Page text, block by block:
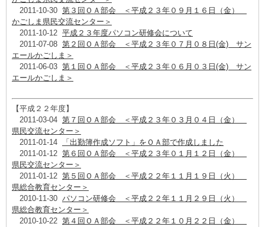
2011-10-30 第３回ＯＡ部会 ＜平成２３年０９月１６日（金）
かごしま県民交流センター＞
2011-10-12 平成２３年度パソコン研修会について
2011-07-08 第２回ＯＡ部会 ＜平成２３年０７月０８日(金) サン
エールかごしま＞
2011-06-03 第１回ＯＡ部会 ＜平成２３年０６月０３日(金) サン
エールかごしま＞
【平成２２年度】
2011-03-04 第７回ＯＡ部会 ＜平成２３年０３月０４日（金）
県民交流センター＞
2011-01-14
「出勤簿作成ソフト」をＯＡ部で作成しました
2011-01-12 第６回ＯＡ部会 ＜平成２３年０１月１２日（金）
県民交流センター＞
2011-01-12 第５回ＯＡ部会 ＜平成２２年１１月１９日（火）
県総合教育センター＞
2010-11-30 パソコン研修会 ＜平成２２年１１月２９日（火）
県総合教育センター＞
2010-10-22 第４回ＯＡ部会 ＜平成２２年１０月２２日（金）